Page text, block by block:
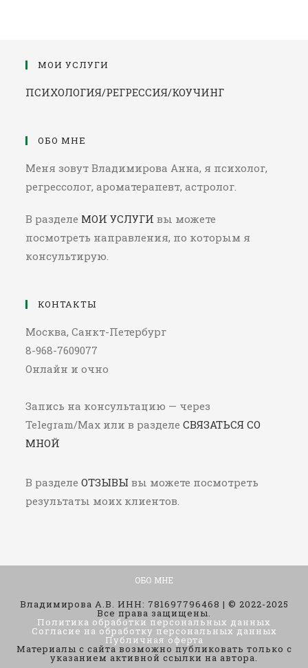
МОИ УСЛУГИ
ПСИХОЛОГИЯ/РЕГРЕССИЯ/КОУЧИНГ
ОБО МНЕ
Меня зовут Владимирова Анна, я психолог,
регрессолог, ароматерапевт, астролог.
В разделе МОИ УСЛУГИвы можете
посмотреть направления, по которым я
консультирую.
КОНТАКТЫ
Москва, Санкт-Петербург
8-968-7609077
Онлайн и очно
Запись на консультацию — через
Telegram/Max или в разделеСВЯЗАТЬСЯ СО
МНОЙ
В разделеОТЗЫВЫ вы можете посмотреть
результаты моих клиентов.
ОБО МНЕ
Владимирова А.В. ИНН: 781697796468 | © 2022-2025
Все права защищены.
Политика обработки персональных данных
Согласие на обработку персональных данных
Публичная оферта
Материалы с сайта возможно публиковать только с
указанием активной ссылки на автора.